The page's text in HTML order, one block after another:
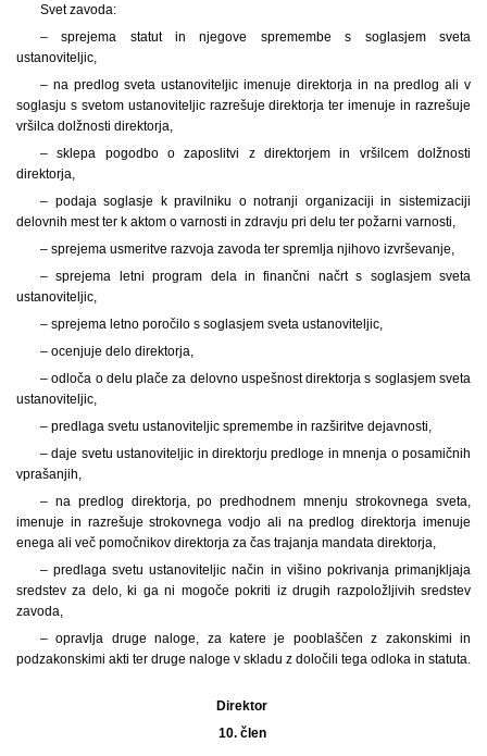
Svet zavoda:
– sprejema statut in njegove spremembe s soglasjem sveta
ustanoviteljic,
– na predlog sveta ustanoviteljic imenuje direktorja in na predlog ali v
soglasju s svetom ustanoviteljic razrešuje direktorja ter imenuje in razrešuje
vršilca dolžnosti direktorja,
– sklepa pogodbo o zaposlitvi z direktorjem in vršilcem dolžnosti
direktorja,
– podaja soglasje k pravilniku o notranji organizaciji in sistemizaciji
delovnih mest ter k aktom o varnosti in zdravju pri delu ter požarni varnosti,
– sprejema usmeritve razvoja zavoda ter spremlja njihovo izvrševanje,
– sprejema letni program dela in finančni načrt s soglasjem sveta
ustanoviteljic,
– sprejema letno poročilo s soglasjem sveta ustanoviteljic,
– ocenjuje delo direktorja,
– odloča o delu plače za delovno uspešnost direktorja s soglasjem sveta
ustanoviteljic,
– predlaga svetu ustanoviteljic spremembe in razširitve dejavnosti,
– daje svetu ustanoviteljic in direktorju predloge in mnenja o posamičnih
vprašanjih,
– na predlog direktorja, po predhodnem mnenju strokovnega sveta,
imenuje in razrešuje strokovnega vodjo ali na predlog direktorja imenuje
enega ali več pomočnikov direktorja za čas trajanja mandata direktorja,
– predlaga svetu ustanoviteljic način in višino pokrivanja primanjkljaja
sredstev za delo, ki ga ni mogoče pokriti iz drugih razpoložljivih sredstev
zavoda,
– opravlja druge naloge, za katere je pooblaščen z zakonskimi in
podzakonskimi akti ter druge naloge v skladu z določili tega odloka in statuta.
Direktor
10. člen